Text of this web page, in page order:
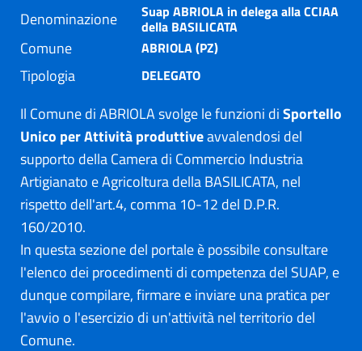
Denominazione Suap ABRIOLA in delega alla CCIAA
della BASILICATA
Comune ABRIOLA (PZ)
Tipologia DELEGATO
Il Comune di ABRIOLA svolge le funzioni diSportello
Unico per Attività produttiveavvalendosi del
supporto della Camera di Commercio Industria
Artigianato e Agricoltura della BASILICATA, nel
rispetto dell'art.4, comma 10-12 del D.P.R.
160/2010.
In questa sezione del portale è possibile consultare
l'elenco dei procedimenti di competenza del SUAP, e
dunque compilare, firmare e inviare una pratica per
l'avvio o l'esercizio di un'attività nel territorio del
Comune.